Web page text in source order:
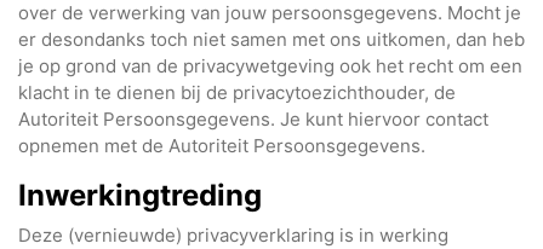
over de verwerking van jouw persoonsgegevens. Mocht je
er desondanks toch niet samen met ons uitkomen, dan heb
je op grond van de privacywetgeving ook het recht om een
klacht in te dienen bij de privacytoezichthouder, de
Autoriteit Persoonsgegevens. Je kunt hiervoor contact
opnemen met de Autoriteit Persoonsgegevens.
Inwerkingtreding
Deze (vernieuwde) privacyverklaring is in werking